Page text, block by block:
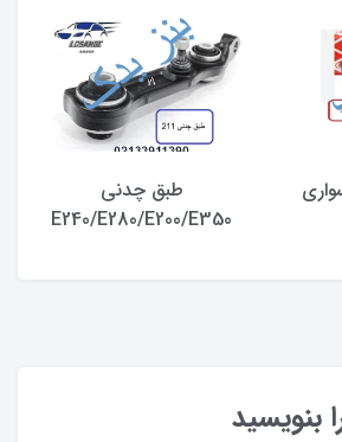
طبق چدنی
E240/E280/E200/E350
بنویسید